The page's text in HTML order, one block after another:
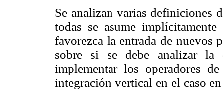
Se analizan varias definiciones
todas se asume
favorezca la entrada de nuevos
sobre si se debe analizar la
implementar los operadores
integración vertical en el caso